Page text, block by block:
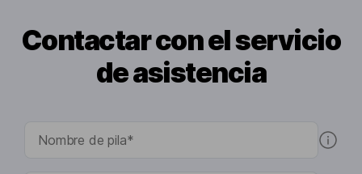
Contactar con el servicio
de asistencia